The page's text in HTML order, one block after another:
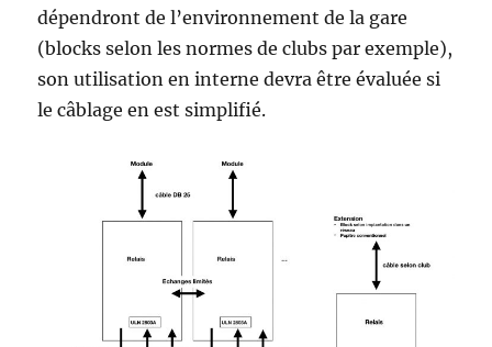
dépendront de l’environnement de la gare
(blocks selon les normes de clubs par exemple),
son utilisation en interne devra être évaluée si
le câblage en est simplifié.